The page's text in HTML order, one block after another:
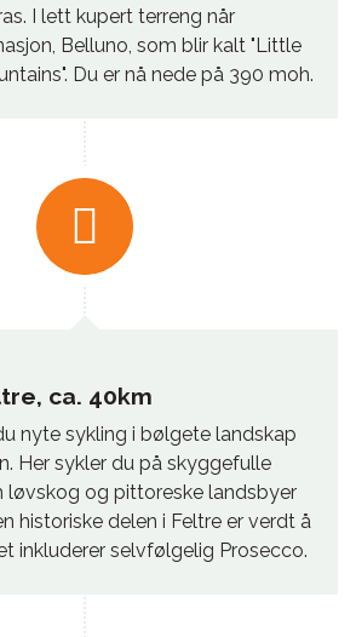
I lett kupert terreng når
Belluno, som blir kalt "Little
Du er nå nede på 390 moh.
ca. 40km
nyte sykling i bølgete landskap
Her sykler du på skyggefulle
løvskog og pittoreske landsbyer
historiske delen i Feltre er verdt å
inkluderer selvfølgelig Prosecco.